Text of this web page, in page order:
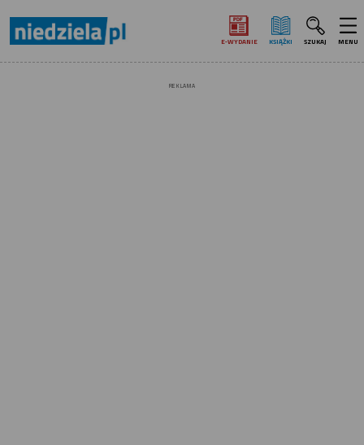
E‑WYDANIE KSIĄŻKI SZUKAJ MENU
REKLAMA